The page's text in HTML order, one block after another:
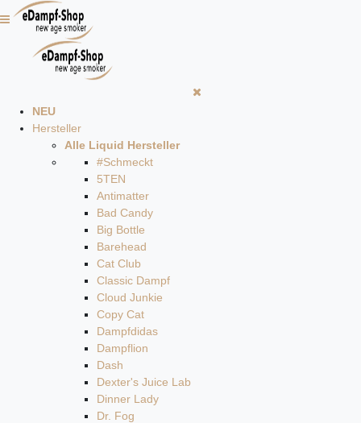
NEU
Hersteller
Alle Liquid Hersteller
#Schmeckt
5TEN
Antimatter
Bad Candy
Big Bottle
Barehead
Cat Club
Classic Dampf
Cloud Junkie
Copy Cat
Dampfdidas
Dampflion
Dash
Dexter's Juice Lab
Dinner Lady
Dr. Fog